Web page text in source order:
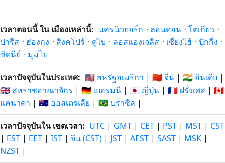
เวลาตอนนี้ ใน เมืองเหล่านี้: นครนิวยอร์ก · ลอนดอน · โตเกียว ·
ปารีส · ฮ่องกง · สิงคโปร์ · ดูไบ · ลอสแองเจลิส · เซี่ยงไฮ้ · ปักกิ่ง ·
ซิดนีย์ · มุมไบ
เวลาปัจจุบันในประเทศ: 🇺🇸 สหรัฐอเมริกา | 🇨🇳 จีน | 🇮🇳 อินเดีย |
🇬🇧 สหราชอาณาจักร | 🇩🇪 เยอรมนี | 🇯🇵 ญี่ปุ่น | 🇫🇷 ฝรั่งเศส | 🇨🇦
แคนาดา | 🇦🇺 ออสเตรเลีย | 🇧🇷 บราซิล |
เวลาปัจจุบันในเขตเวลา: UTC | GMT | CET | PST | MST | CST
| EST | EET | IST | จีน (CST) | JST | AEST | SAST | MSK |
NZST |